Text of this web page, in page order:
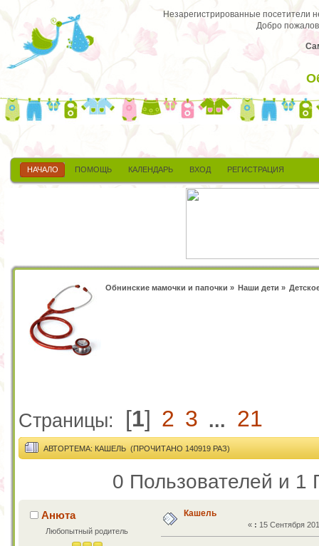
Незарегистрированные посетители
Добро
НАЧАЛО ПОМОЩЬ КАЛЕНДАРЬ ВХОД РЕГИСТРАЦИЯ
Обнинские мамочки и папочки » Наши дети »
Страницы: [1] 2 3 ... 21
АВТОРТЕМА: КАШЕЛЬ (ПРОЧИТАНО 140919 РАЗ)
0 Пользователей и 1
Анюта
Любопытный родитель
Кашель
« : 15 Сентября